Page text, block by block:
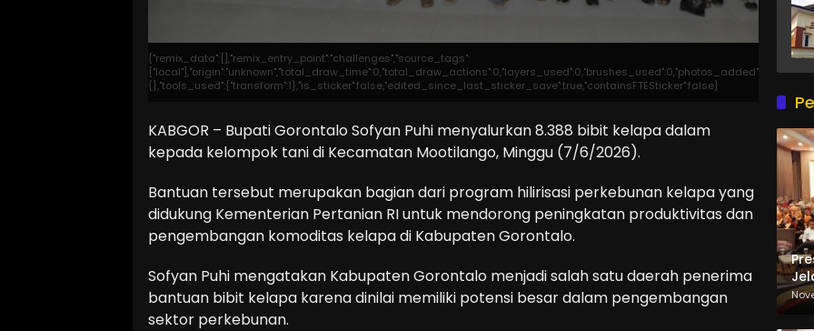
{"remix_data":[],"remix_entry_point":"challenges","source_tags":
{},"tools_used":{"transform":1},"is_sticker":false,"edited_since_last_sticker_save":true,"containsFTESticker":false}
KABGOR – Bupati Gorontalo Sofyan Puhi menyalurkan 8.388 bibit kelapa dalam
kepada kelompok tani di Kecamatan Mootilango, Minggu (7/6/2026).
Bantuan tersebut merupakan bagian dari program hilirisasi perkebunan kelapa yang
didukung Kementerian Pertanian RI untuk mendorong peningkatan produktivitas dan
pengembangan komoditas kelapa di Kabupaten Gorontalo.
Sofyan Puhi mengatakan Kabupaten Gorontalo menjadi salah satu daerah penerima
bantuan bibit kelapa karena dinilai memiliki potensi besar dalam pengembangan
sektor perkebunan.